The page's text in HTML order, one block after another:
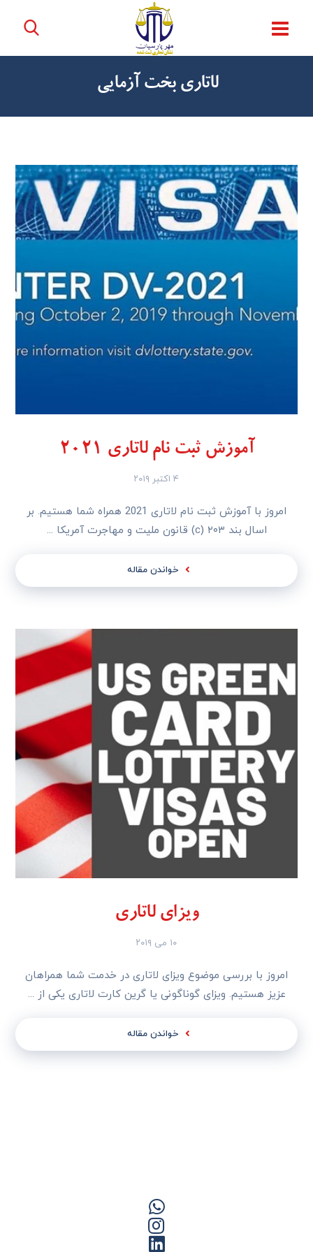
لاتاری بخت آزمایی
آموزش ثبت نام لاتاری 2021
۴ اکتبر ۲۰۱۹
امروز با آموزش ثبت نام لاتاری 2021 همراه شما هستیم. بر
اسال بند ۲۰۳ (c) قانون ملیت و مهاجرت آمریکا ...
خواندن مقاله
ویزای لاتاری
۱۰ می ۲۰۱۹
امروز با بررسی موضوع ویزای لاتاری در خدمت شما همراهان
عزیز هستیم. ویزای گوناگونی یا گرین کارت لاتاری یکی از ...
خواندن مقاله